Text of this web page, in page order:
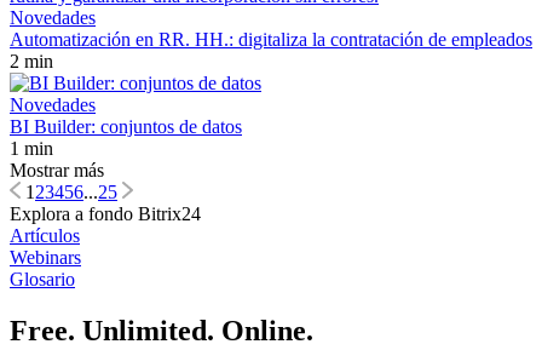
Novedades
Automatización en RR. HH.: digitaliza la contratación de empleados
2 min
Novedades
BI Builder: conjuntos de datos
1 min
Mostrar más
1 23456...25
Explora a fondo Bitrix24
Artículos
Webinars
Glosario
Free. Unlimited. Online.